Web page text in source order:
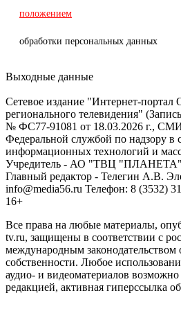
положением
обработки персональных данных
Выходные данные
Сетевое издание "Интернет-портал
регионального телевидения"
№ ФС77-91081 от 18.03.2026 г., СМИ
Федеральной службой по надзору в
информационных технологий и
Учредитель - АО "ТВЦ "ПЛАНЕТА"
Главный редактор - Телегин А.В.
info@media56.ru Телефон: 8 (3532)
16+
Все права на любые материалы,
tv.ru, защищены в соответствии с
международным законодательством
собственности. Любое
аудио- и видеоматериалов
редакцией, активная гиперссылка